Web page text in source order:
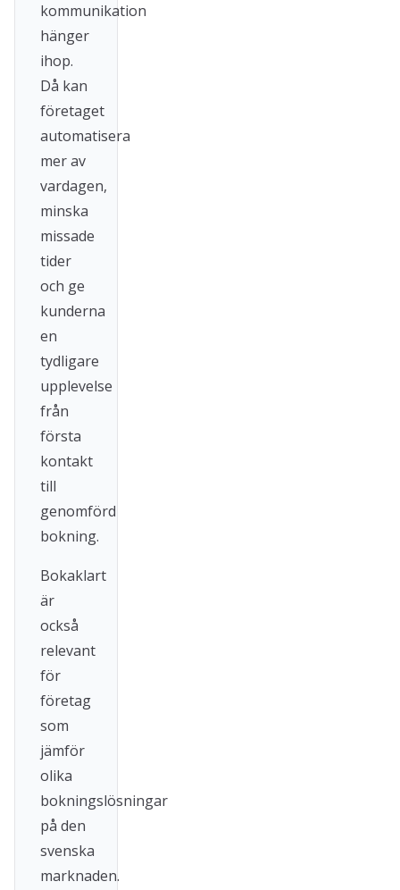
kommunikation
hänger
ihop.
Då kan
företaget
automatisera
mer av
vardagen,
minska
missade
tider
och ge
kunderna
en
tydligare
upplevelse
från
första
kontakt
till
genomförd
bokning.
Bokaklart
är
också
relevant
för
företag
som
jämför
olika
bokningslösningar
på den
svenska
marknaden.